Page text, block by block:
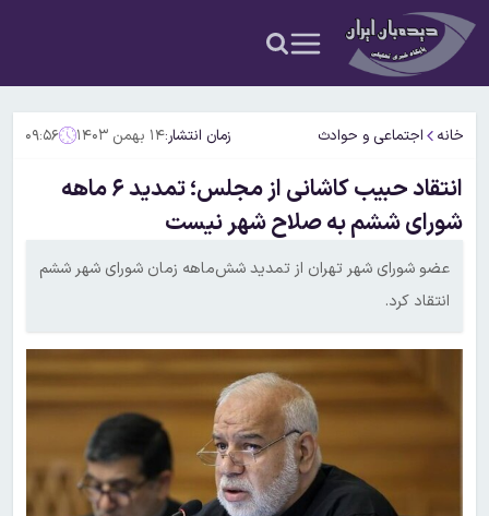
خانه اجتماعی و حوادث زمان انتشار:۱۴ بهمن ۱۴۰۳ ۰۹:۵۶
انتقاد حبیب کاشانی از مجلس؛ تمدید ۶ ماهه
شورای ششم به صلاح شهر نیست
عضو شورای شهر تهران از تمدید شش‌ماهه زمان شورای شهر ششم
انتقاد کرد.